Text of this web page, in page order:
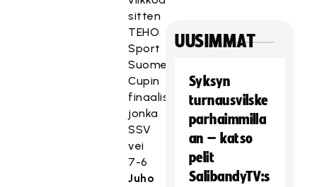
sitten
TEHO
Sport
Suomen
Cupin
finaalissa,
jonka
SSV
vei
7-6
Juho
UUSIMMAT
Syksyn
turnausvilske
parhaimmilla
an – katso
pelit
SalibandyTV:s